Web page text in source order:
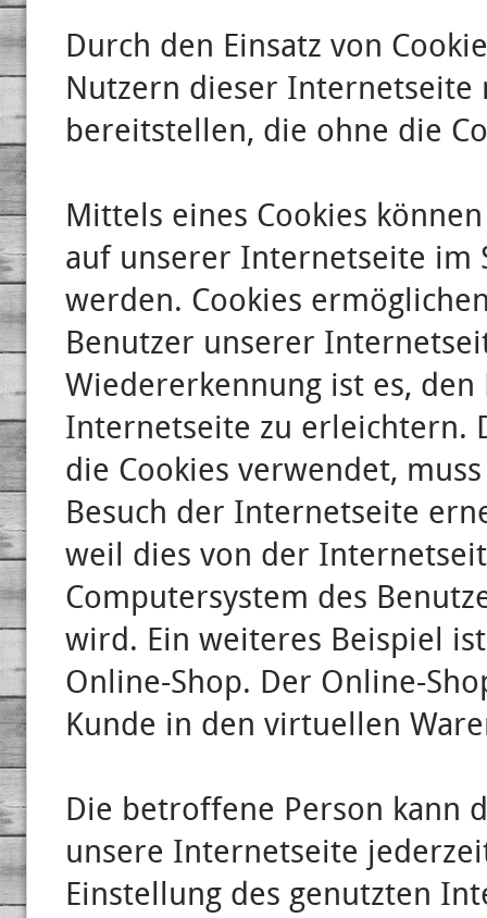
Durch den Einsatz von
Nutzern dieser Internetseite
bereitstellen, die ohne die
Mittels eines Cookies
auf unserer Internetseite im
werden. Cookies
Benutzer unserer
Wiedererkennung ist es,
Internetseite zu erleichtern.
die Cookies verwendet,
Besuch der Internetseite
weil dies von der
Computersystem des
wird. Ein weiteres Beispiel
Online-Shop. Der Online-
Kunde in den virtuellen
Die betroffene Person kann
unsere Internetseite
Einstellung des genutzten